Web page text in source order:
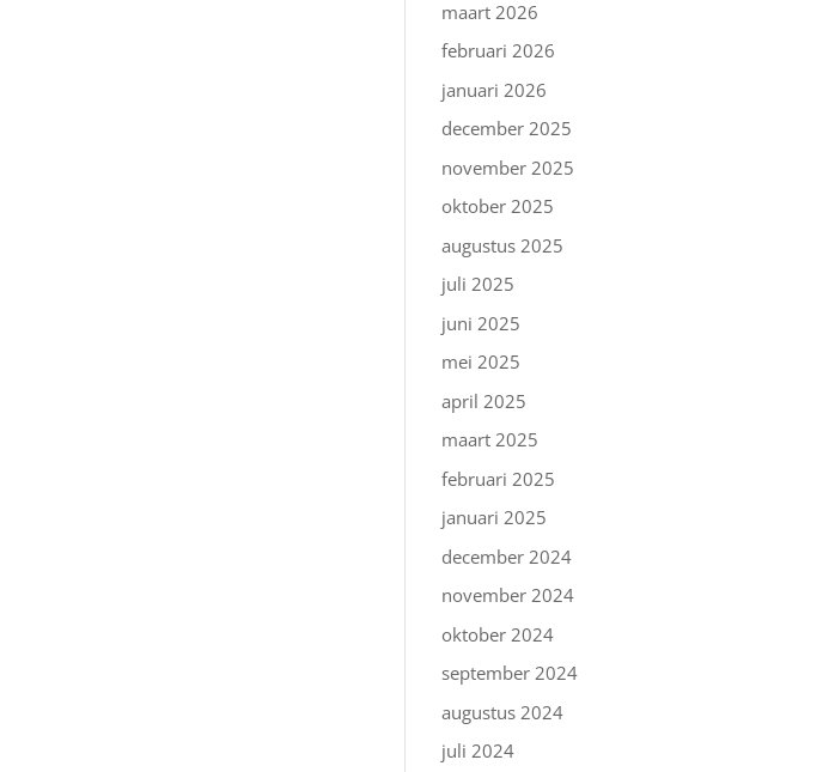
maart 2026
februari 2026
januari 2026
december 2025
november 2025
oktober 2025
augustus 2025
juli 2025
juni 2025
mei 2025
april 2025
maart 2025
februari 2025
januari 2025
december 2024
november 2024
oktober 2024
september 2024
augustus 2024
juli 2024